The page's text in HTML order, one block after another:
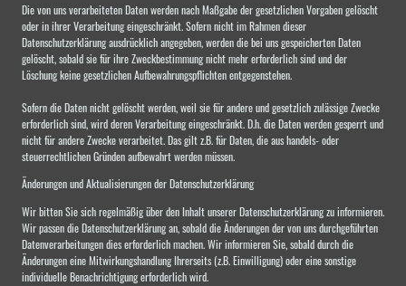
Die von uns verarbeiteten Daten werden nach Maßgabe der gesetzlichen Vorgaben gelöscht
oder in ihrer Verarbeitung eingeschränkt. Sofern nicht im Rahmen dieser
Datenschutzerklärung ausdrücklich angegeben, werden die bei uns gespeicherten Daten
gelöscht, sobald sie für ihre Zweckbestimmung nicht mehr erforderlich sind und der
Löschung keine gesetzlichen Aufbewahrungspflichten entgegenstehen.
Sofern die Daten nicht gelöscht werden, weil sie für andere und gesetzlich zulässige Zwecke
erforderlich sind, wird deren Verarbeitung eingeschränkt. D.h. die Daten werden gesperrt und
nicht für andere Zwecke verarbeitet. Das gilt z.B. für Daten, die aus handels- oder
steuerrechtlichen Gründen aufbewahrt werden müssen.
Änderungen und Aktualisierungen der Datenschutzerklärung
Wir bitten Sie sich regelmäßig über den Inhalt unserer Datenschutzerklärung zu informieren.
Wir passen die Datenschutzerklärung an, sobald die Änderungen der von uns durchgeführten
Datenverarbeitungen dies erforderlich machen. Wir informieren Sie, sobald durch die
Änderungen eine Mitwirkungshandlung Ihrerseits (z.B. Einwilligung) oder eine sonstige
individuelle Benachrichtigung erforderlich wird.